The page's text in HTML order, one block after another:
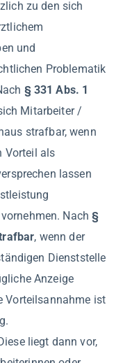
zu den sich
und
Problematik
§ 331 Abs. 1
Mitarbeiter /
strafbar, wenn
Vorteil als
lassen
Nach§
, wenn der
Dienststelle
Anzeige
Vorteilsannahme ist
liegt dann vor,